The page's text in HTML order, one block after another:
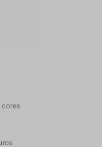
cores